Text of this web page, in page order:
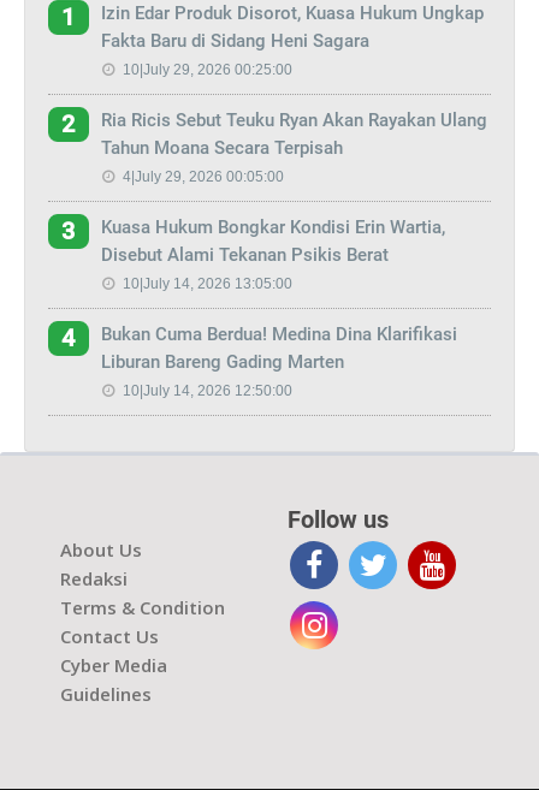
1
Izin Edar Produk Disorot, Kuasa Hukum Ungkap
Fakta Baru di Sidang Heni Sagara
10|July 29, 2026 00:25:00
2
Ria Ricis Sebut Teuku Ryan Akan Rayakan Ulang
Tahun Moana Secara Terpisah
4|July 29, 2026 00:05:00
3
Kuasa Hukum Bongkar Kondisi Erin Wartia,
Disebut Alami Tekanan Psikis Berat
10|July 14, 2026 13:05:00
4
Bukan Cuma Berdua! Medina Dina Klarifikasi
Liburan Bareng Gading Marten
10|July 14, 2026 12:50:00
About Us
Redaksi
Terms & Condition
Contact Us
Cyber Media
Guidelines
Follow us